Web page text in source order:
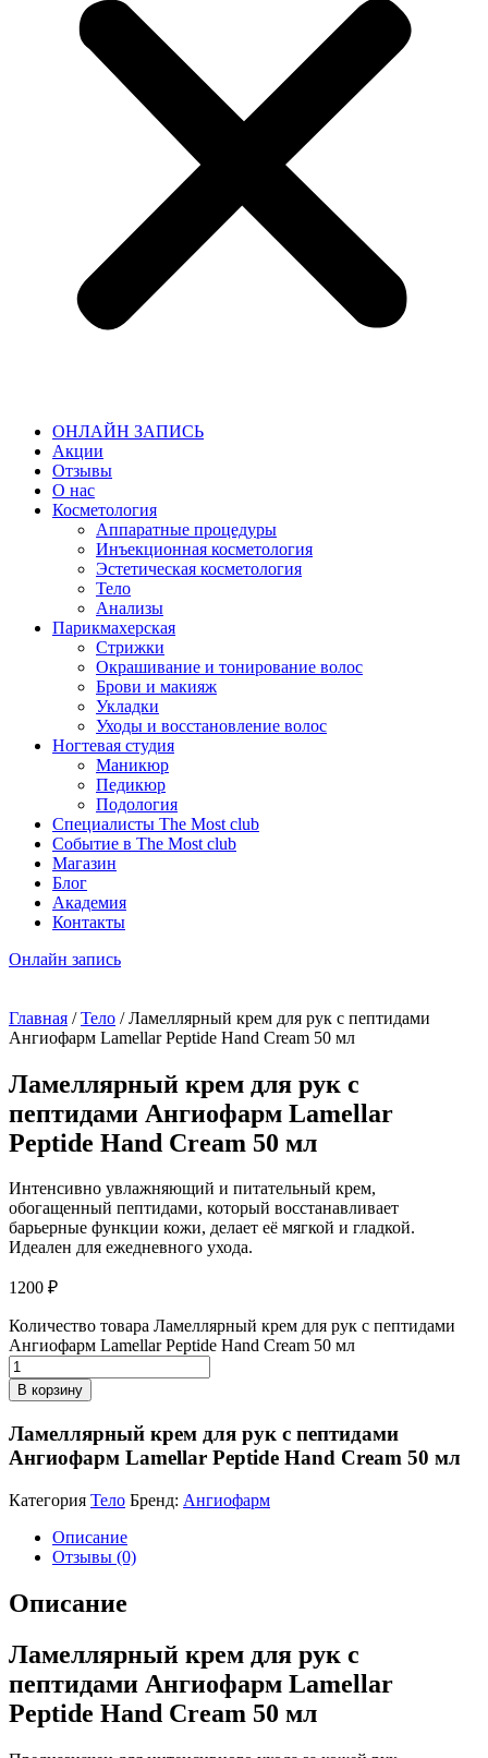
ОНЛАЙН ЗАПИСЬ
Акции
Отзывы
О нас
Косметология
Аппаратные процедуры
Инъекционная косметология
Эстетическая косметология
Тело
Анализы
Парикмахерская
Стрижки
Окрашивание и тонирование волос
Брови и макияж
Укладки
Уходы и восстановление волос
Ногтевая студия
Маникюр
Педикюр
Подология
Специалисты The Most club
Событие в The Most club
Магазин
Блог
Академия
Контакты
Онлайн запись
Главная /Тело / Ламеллярный крем для рук с пептидами
Ангиофарм Lamellar Peptide Hand Cream 50 мл
Ламеллярный крем для рук с
пептидами Ангиофарм Lamellar
Peptide Hand Cream 50 мл
Интенсивно увлажняющий и питательный крем,
обогащенный пептидами, который восстанавливает
барьерные функции кожи, делает её мягкой и гладкой.
Идеален для ежедневного ухода.
1200 ₽
Количество товара Ламеллярный крем для рук с пептидами
Ангиофарм Lamellar Peptide Hand Cream 50 мл
В корзину
Ламеллярный крем для рук с пептидами
Ангиофарм Lamellar Peptide Hand Cream 50 мл
Категория Тело Бренд: Ангиофарм
Описание
Отзывы (0)
Описание
Ламеллярный крем для рук с
пептидами Ангиофарм Lamellar
Peptide Hand Cream 50 мл